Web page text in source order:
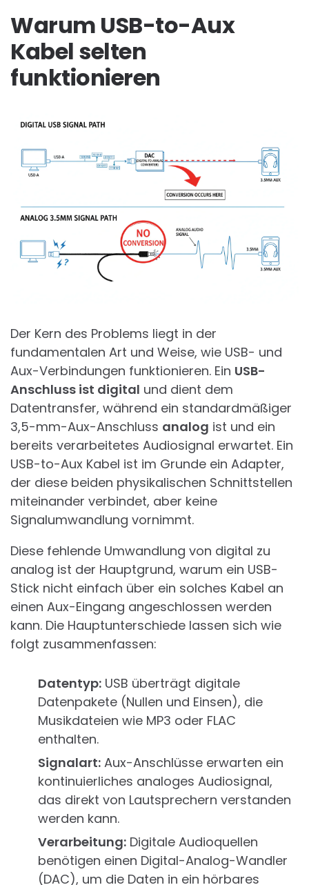
Warum USB-to-Aux
Kabel selten
funktionieren
Der Kern des Problems liegt in der
fundamentalen Art und Weise, wie USB- und
Aux-Verbindungen funktionieren. Ein USB-
Anschluss ist digital und dient dem
Datentransfer, während ein standardmäßiger
3,5-mm-Aux-Anschluss analog ist und ein
bereits verarbeitetes Audiosignal erwartet. Ein
USB-to-Aux Kabel ist im Grunde ein Adapter,
der diese beiden physikalischen Schnittstellen
miteinander verbindet, aber keine
Signalumwandlung vornimmt.
Diese fehlende Umwandlung von digital zu
analog ist der Hauptgrund, warum ein USB-
Stick nicht einfach über ein solches Kabel an
einen Aux-Eingang angeschlossen werden
kann. Die Hauptunterschiede lassen sich wie
folgt zusammenfassen:
Datentyp: USB überträgt digitale
Datenpakete (Nullen und Einsen), die
Musikdateien wie MP3 oder FLAC
enthalten.
Signalart: Aux-Anschlüsse erwarten ein
kontinuierliches analoges Audiosignal,
das direkt von Lautsprechern verstanden
werden kann.
Verarbeitung: Digitale Audioquellen
benötigen einen Digital-Analog-Wandler
(DAC), um die Daten in ein hörbares